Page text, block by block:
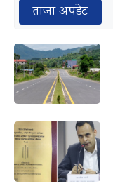
ताजा अपडेट